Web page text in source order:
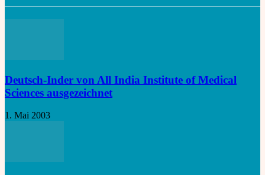
Deutsch-Inder von All India Institute of Medical
Sciences ausgezeichnet
1. Mai 2003